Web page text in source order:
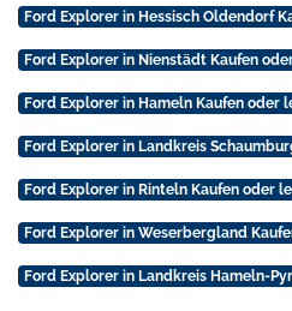
Ford Explorer in Hessisch Oldendorf
Ford Explorer in Nienstädt Kaufen
Ford Explorer in Hameln Kaufen oder
Ford Explorer in Landkreis
Ford Explorer in Rinteln Kaufen oder
Ford Explorer in Weserbergland
Ford Explorer in Landkreis Hameln-